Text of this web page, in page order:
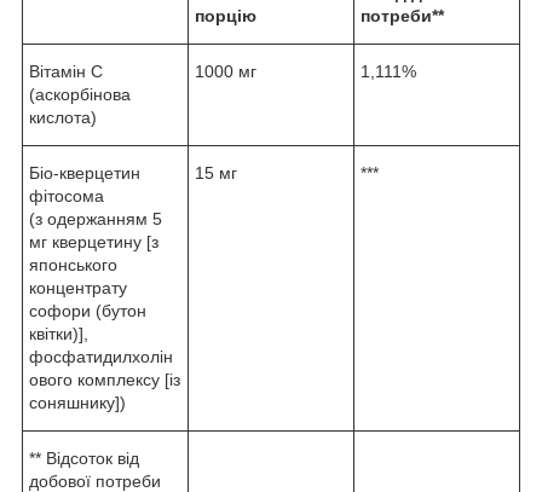
порцію
потреби**
Вітамін С
(аскорбінова
кислота)
1000 мг 1,111%
Біо-кверцетин
фітосома
(з одержанням 5
мг кверцетину [з
японського
концентрату
софори (бутон
квітки)],
фосфатидилхолін
ового комплексу [із
соняшнику])
15 мг ***
** Відсоток від
добової потреби